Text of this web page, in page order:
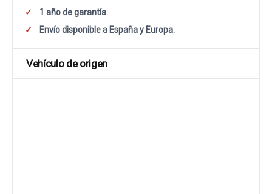
1 año de garantía.
Envío disponible a España y Europa.
Vehículo de origen